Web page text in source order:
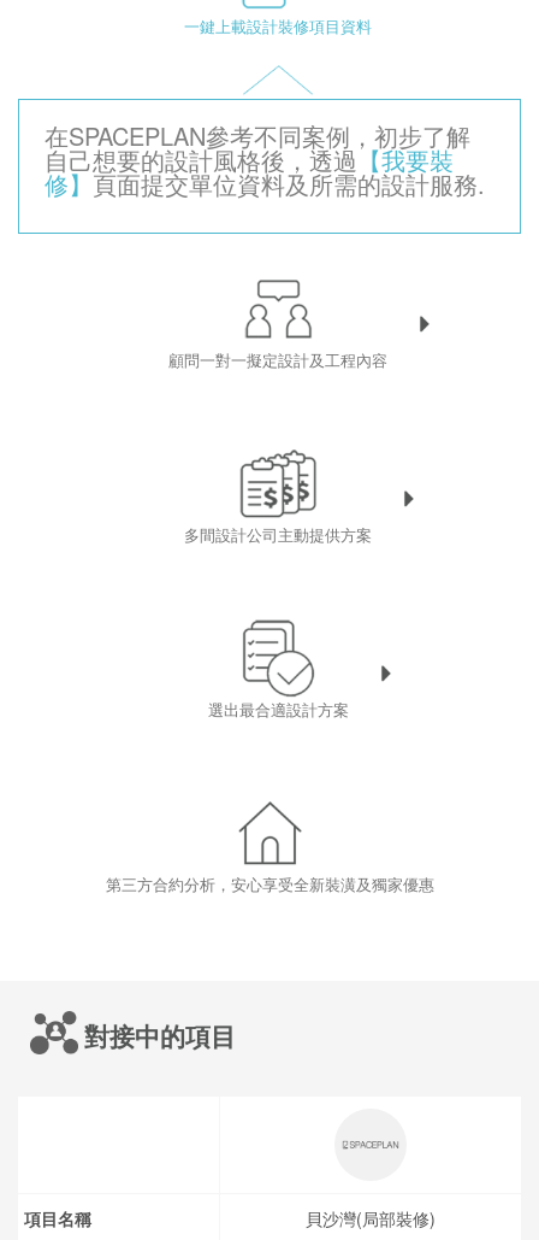
一鍵上載設計裝修項目資料
在SPACEPLAN參考不同案例，初步了解
自己想要的設計風格後，透過【我要裝
修】 頁面提交單位資料及所需的設計服務.
顧問一對一擬定設計及工程內容
多間設計公司主動提供方案
選出最合適設計方案
第三方合約分析，安心享受全新裝潢及獨家優惠
對接中的項目
項目名稱 貝沙灣(局部裝修)